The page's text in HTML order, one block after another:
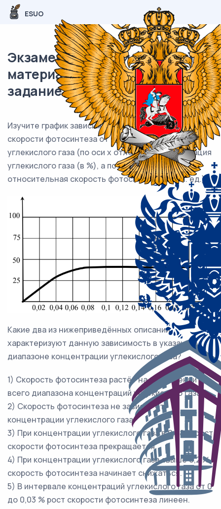
ESUO
Экзаменационный (типовой)
материал ОГЭ / Биология / 04
задание (24) / 62
Изучите график зависимости относительной
скорости фотосинтеза от концентрации
углекислого газа (по оси х отложена концентрация
углекислого газа (в %), а по оси у отложена
относительная скорость фотосинтеза (в усл. ед.).
Какие два из нижеприведённых описаний
характеризуют данную зависимость в указанном
диапазоне концентрации углекислого газа?
1) Скорость фотосинтеза растёт на протяжении
всего диапазона концентраций углекислого газа.
2) Скорость фотосинтеза не зависит от
концентрации углекислого газа.
3) При концентрации углекислого газа в 0,08 % рост
скорости фотосинтеза прекращается.
4) При концентрации углекислого газа свыше 0,2 %
скорость фотосинтеза начинает снижаться.
5) В интервале концентраций углекислого газа от 0
до 0,03 % рост скорости фотосинтеза линеен.